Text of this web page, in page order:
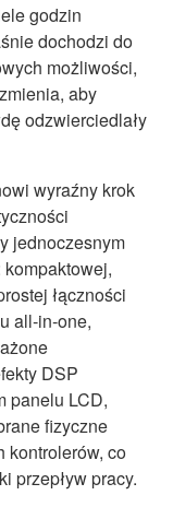
godzin
dochodzi do
możliwości,
aby
odzwierciedlały
wyraźny krok
jednoczesnym
łączności
all‑in‑one,
DSP
panelu LCD,
fizyczne
kontrolerów, co
przepływ pracy.